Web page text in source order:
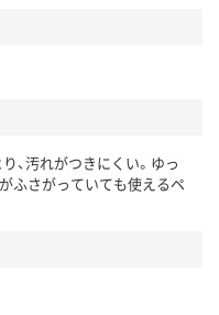
、汚れがつきにくい。ゆっ
ふさがっていても使えるペ